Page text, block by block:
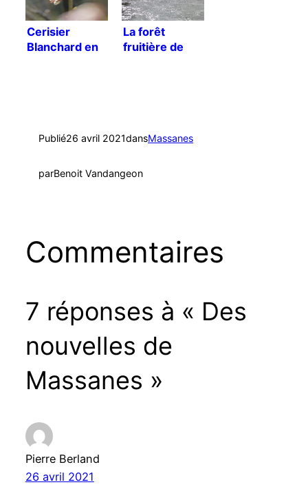
Cerisier
Blanchard en
La forêt
fruitière de
Publié26 avril 2021dansMassanes
parBenoit Vandangeon
Commentaires
7 réponses à « Des
nouvelles de
Massanes »
Pierre Berland
26 avril 2021